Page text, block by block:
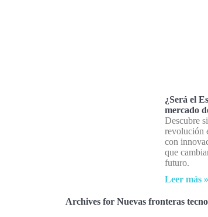
¿Será el
mercado
Descubre
revolución
con
que
futuro.
Leer más »
Archives for Nuevas fronteras